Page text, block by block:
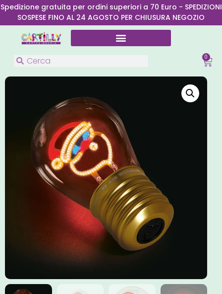
Spedizione gratuita per ordini superiori a 70 Euro - SPEDIZIONI
SOSPESE FINO AL 24 AGOSTO PER CHIUSURA NEGOZIO
0